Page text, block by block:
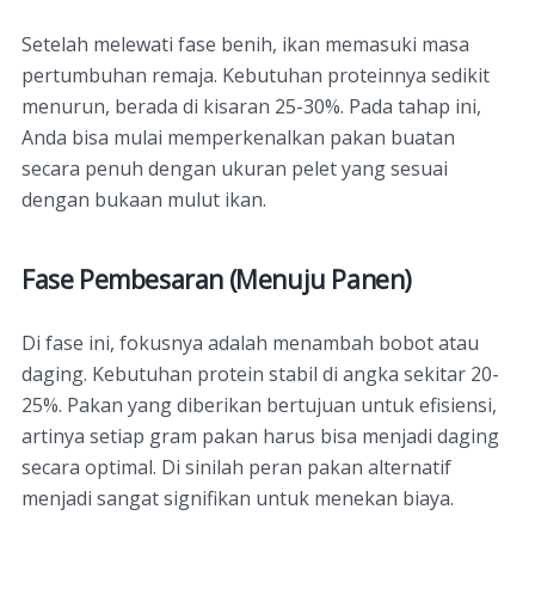
Setelah melewati fase benih, ikan memasuki masa
pertumbuhan remaja. Kebutuhan proteinnya sedikit
menurun, berada di kisaran 25-30%. Pada tahap ini,
Anda bisa mulai memperkenalkan pakan buatan
secara penuh dengan ukuran pelet yang sesuai
dengan bukaan mulut ikan.
Fase Pembesaran (Menuju Panen)
Di fase ini, fokusnya adalah menambah bobot atau
daging. Kebutuhan protein stabil di angka sekitar 20-
25%. Pakan yang diberikan bertujuan untuk efisiensi,
artinya setiap gram pakan harus bisa menjadi daging
secara optimal. Di sinilah peran pakan alternatif
menjadi sangat signifikan untuk menekan biaya.